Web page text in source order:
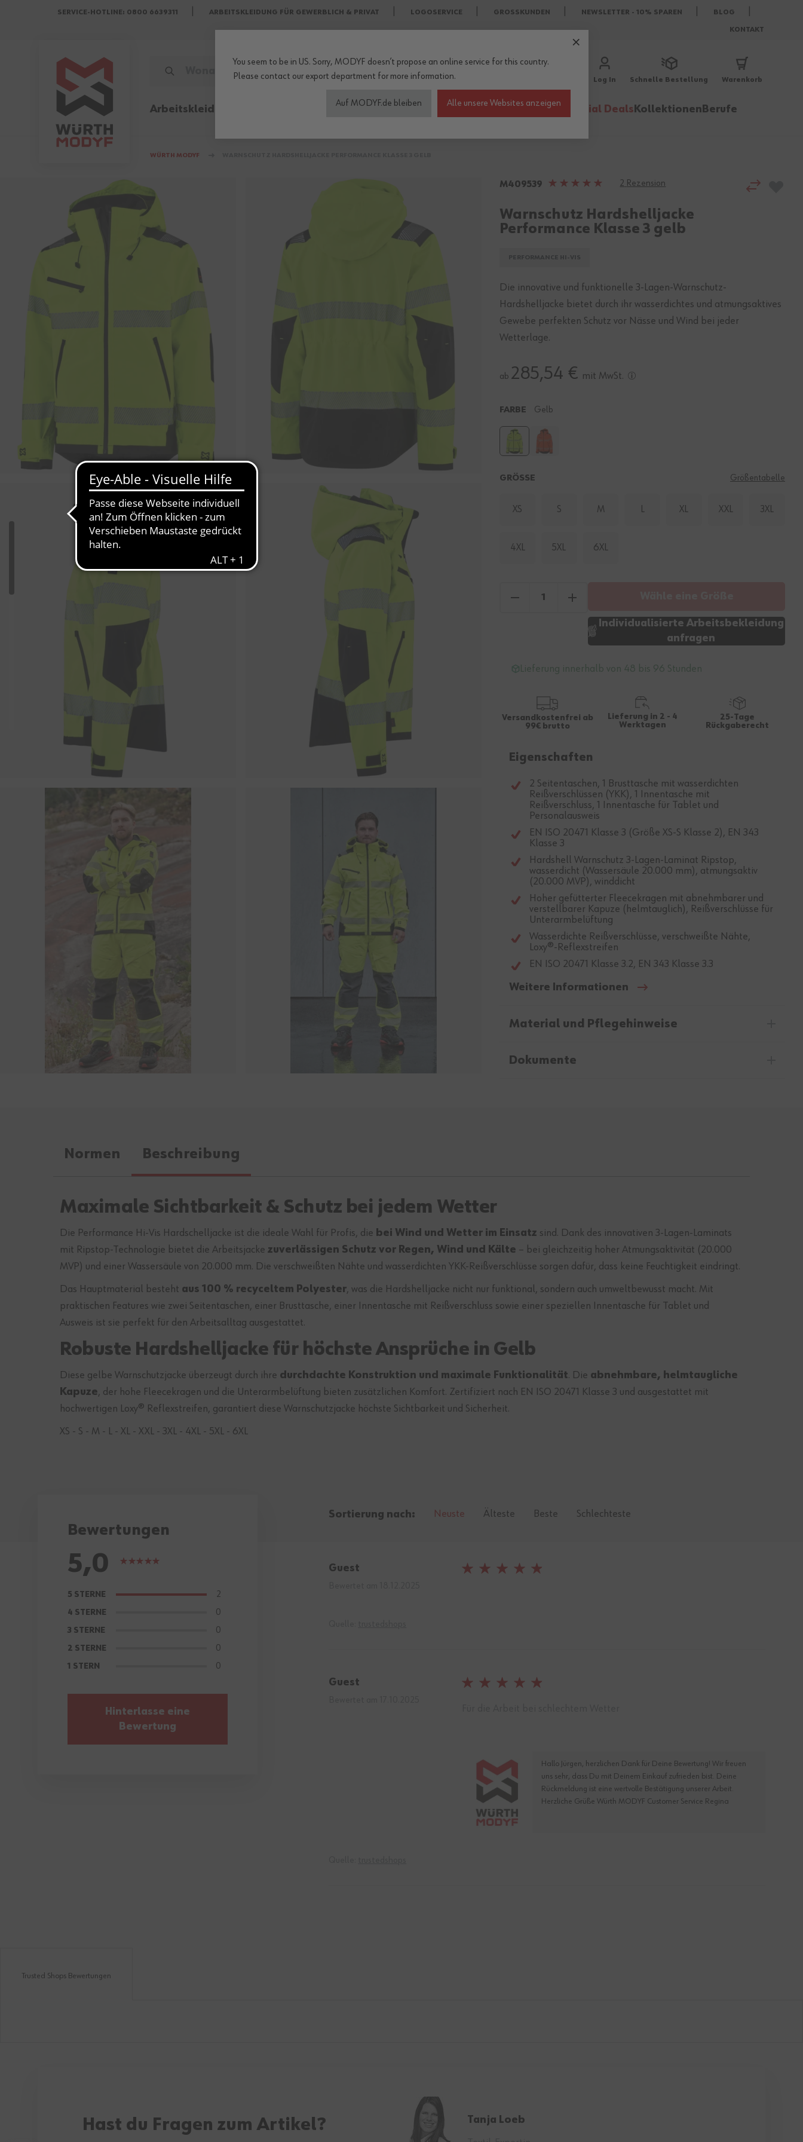
SERVICE-HOTLINE: 0800 6639311 ARBEITSKLEIDUNG FÜR GEWERBLICH & PRIVAT LOGOSERVICE GROSSKUNDEN NEWSLETTER - 10% SPAREN BLOG
KONTAKT
WONACH SUCHST DU?
Log In Schnelle Bestellung Warenkorb
Arbeitskleidung Wetterschutzkleidung Arbeitsschutz Zubehör Special Deals Kollektionen Berufe
WÜRTH MODYF
M409539
Bewertung:
2 Rezension
Warnschutz Hardshelljacke
Performance Klasse 3 gelb
Die innovative und funktionelle 3-Lagen-Warnschutz-
Hardshelljacke bietet durch ihr wasserdichtes und atmungsaktives
Gewebe perfekten Schutz vor Nässe und Wind bei jeder
Wetterlage.
ab 285,54 € mit MwSt.
FARBE Gelb
GRÖSSE Größentabelle
XS S M L XL XXL 3XL
4XL 5XL 6XL
Individualisierte Arbeitsbekleidung
anfragen
Lieferung innerhalb von 48 bis 96 Stunden
Versandkostenfrei ab
99€ brutto
Lieferung in 2 - 4
Werktagen
25-Tage
Rückgaberecht
Eigenschaften
2 Seitentaschen, 1 Brusttasche mit wasserdichten
Reißverschlüssen (YKK), 1 Innentasche mit
Reißverschluss, 1 Innentasche für Tablet und
Personalausweis
EN ISO 20471 Klasse 3 (Größe XS-S Klasse 2), EN 343
Klasse 3
Hardshell Warnschutz 3-Lagen-Laminat Ripstop,
wasserdicht (Wassersäule 20.000 mm), atmungsaktiv
(20.000 MVP), winddicht
Hoher gefütterter Fleecekragen mit abnehmbarer und
verstellbarer Kapuze (helmtauglich), Reißverschlüsse für
Unterarmbelüftung
Wasserdichte Reißverschlüsse, verschweißte Nähte,
Loxy®-Reflexstreifen
EN ISO 20471 Klasse 3.2, EN 343 Klasse 3.3
Weitere Informationen
Material und Pflegehinweise
Dokumente
Normen Beschreibung
Maximale Sichtbarkeit & Schutz bei jedem Wetter
Die Performance Hi-Vis Hardschelljacke ist die ideale Wahl für Profis, die bei Wind und Wetter im Einsatz sind. Dank des innovativen 3-Lagen-Laminats
mit Ripstop-Technologie bietet die Arbeitsjacke zuverlässigen Schutz vor Regen, Wind und Kälte – bei gleichzeitig hoher Atmungsaktivität (20.000
MVP) und einer Wassersäule von 20.000 mm. Die verschweißten Nähte und wasserdichten YKK-Reißverschlüsse sorgen dafür, dass keine Feuchtigkeit eindringt.
Das Hauptmaterial besteht aus 100 % recyceltem Polyester, was die Hardshelljacke nicht nur funktional, sondern auch umweltbewusst macht. Mit
praktischen Features wie zwei Seitentaschen, einer Brusttasche, einer Innentasche mit Reißverschluss sowie einer speziellen Innentasche für Tablet und
Ausweis ist sie perfekt für den Arbeitsalltag ausgestattet.
Robuste Hardshelljacke für höchste Ansprüche in Gelb
Diese gelbe Warnschutzjacke überzeugt durch ihre durchdachte Konstruktion und maximale Funktionalität. Die abnehmbare, helmtaugliche
Kapuze, der hohe Fleecekragen und die Unterarmbelüftung bieten zusätzlichen Komfort. Zertifiziert nach EN ISO 20471 Klasse 3 und ausgestattet mit
hochwertigen Loxy® Reflexstreifen, garantiert diese Warnschutzjacke höchste Sichtbarkeit und Sicherheit.
XS - S - M - L - XL - XXL - 3XL - 4XL - 5XL - 6XL
Sortierung nach: Neuste Älteste Beste Schlechteste
Bewertungen
5,0
Bewertung:
5 STERNE 2
4 STERNE 0
3 STERNE 0
2 STERNE 0
1 STERN 0
Hinterlasse eine
Bewertung
Guest
Guest
Hallo Jürgen, herzlichen Dank für Deine Bewertung! Wir freuen
uns sehr, dass Du mit Deinem Einkauf zufrieden bist. Deine
Rückmeldung ist eine wertvolle Bestätigung unserer Arbeit.
Herzliche Grüße Würth MODYF Customer Service Regina
Trusted Shops Bewertungen
Hast du Fragen zum Artikel? Tanja Loeb
You seem to be in US. Sorry, MODYF doesn’t propose an online service for this country.
Please contact our export department for more information.
Auf MODYF.de bleiben Alle unsere Websites anzeigen